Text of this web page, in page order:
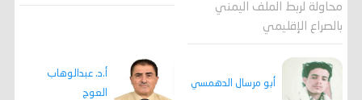
محاولة لربط الملف اليمني
بالصراع الإقليمي
أبو مرسال الدهمسي
أ.د. عبدالوهاب
العوج